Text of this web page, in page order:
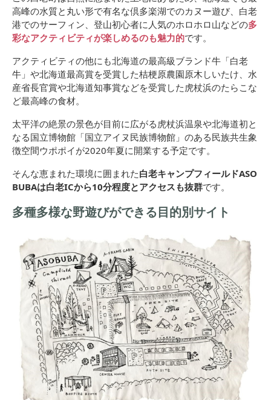
高峰の水質と丸い形で有名な倶多楽湖でのカヌー遊び、白老
港でのサーフィン、登山初心者に人気のホロホロ山などの多
彩なアクティビティが楽しめるのも魅力的です。
アクティビティの他にも北海道の最高級ブランド牛「白老
牛」や北海道最高賞を受賞した桔梗原農園原木しいたけ、水
産省長官賞や北海道知事賞などを受賞した虎杖浜のたらこな
ど最高峰の食材。
太平洋の絶景の景色が目前に広がる虎杖浜温泉や北海道初と
なる国立博物館「国立アイヌ民族博物館」のある民族共生象
徴空間ウポポイが2020年夏に開業する予定です。
そんな恵まれた環境に囲まれた白老キャンプフィールドASO
BUBAは白老ICから10分程度とアクセスも抜群です。
多種多様な野遊びができる目的別サイト